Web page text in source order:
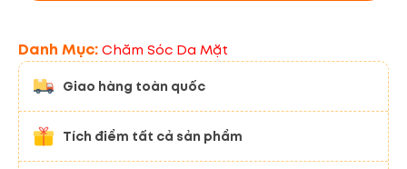
Danh Mục:Chăm Sóc Da Mặt
Giao hàng toàn quốc
Tích điểm tất cả sản phẩm